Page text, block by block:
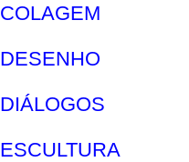
COLAGEM
DESENHO
DIÁLOGOS
ESCULTURA